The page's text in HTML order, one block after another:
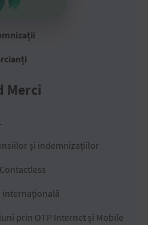
Merci
și indemnizațiilor
internațională
prin OTP Internet și Mobile